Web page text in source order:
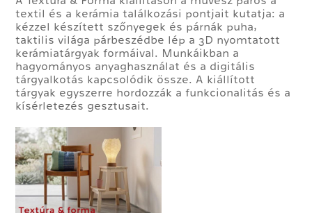
textil és a kerámia találkozási pontjait kutatja: a
kézzel készített szőnyegek és párnák puha,
taktilis világa párbeszédbe lép a 3D nyomtatott
kerámiatárgyak formáival. Munkáikban a
hagyományos anyaghasználat és a digitális
tárgyalkotás kapcsolódik össze. A kiállított
tárgyak egyszerre hordozzák a funkcionalitás és a
kísérletezés gesztusait.